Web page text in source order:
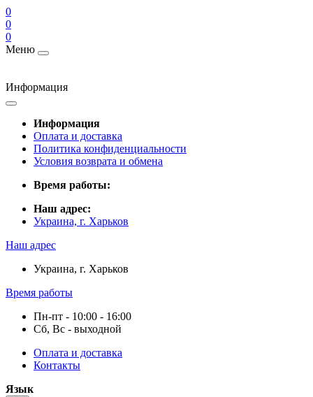
0
0
0
Меню
Информация
Информация
Оплата и доставка
Политика конфиденциальности
Условия возврата и обмена
Время работы:
Наш адрес:
Украина, г. Харьков
Наш адрес
Украина, г. Харьков
Время работы
Пн-пт - 10:00 - 16:00
Сб, Вс - выходной
Оплата и доставка
Контакты
Язык